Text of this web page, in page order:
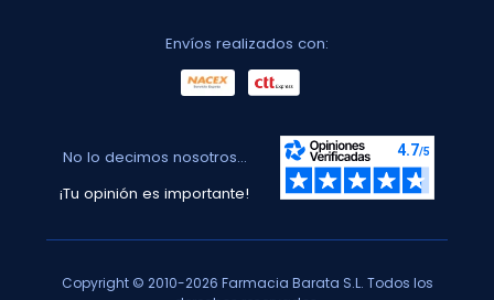
Envíos realizados con:
No lo decimos nosotros...
¡Tu opinión es importante!
Copyright © 2010-2026 Farmacia Barata S.L. Todos los